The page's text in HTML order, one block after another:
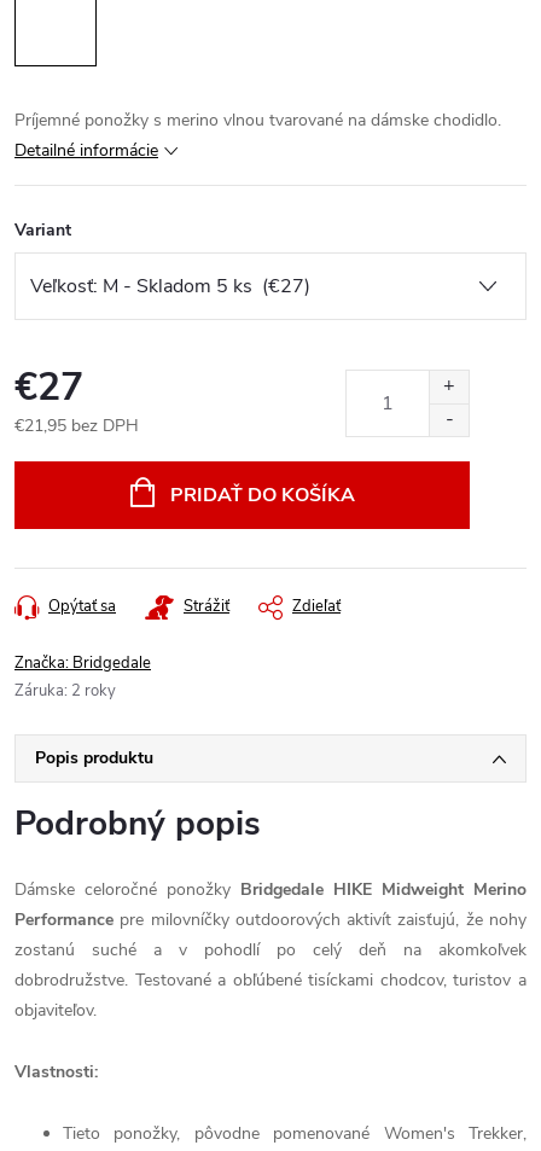
Príjemné ponožky s merino vlnou tvarované na dámske chodidlo.
Detailné informácie
Variant
€27
€21,95 bez DPH
PRIDAŤ DO KOŠÍKA
Opýtať sa Strážiť Zdieľať
Značka: Bridgedale
Záruka: 2 roky
Popis produktu
Podrobný popis
Dámske celoročné ponožky Bridgedale HIKE Midweight Merino
Performance pre milovníčky outdoorových aktivít zaisťujú, že nohy
zostanú suché a v pohodlí po celý deň na akomkoľvek
dobrodružstve. Testované a obľúbené tisíckami chodcov, turistov a
objaviteľov.
Vlastnosti:
Tieto ponožky, pôvodne pomenované Women's Trekker,